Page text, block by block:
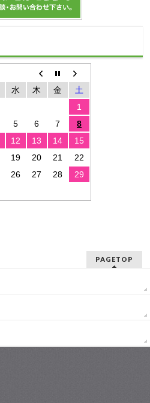
水 木 金
土
1
5 6 7
8
12 13 14
15
19 20 21
22
26 27 28
29
PAGETOP